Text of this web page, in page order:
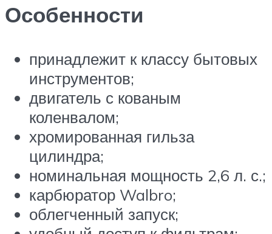
Особенности
принадлежит к классу бытовых
инструментов;
двигатель с кованым
коленвалом;
хромированная гильза
цилиндра;
номинальная мощность 2,6 л. с.;
карбюратор Walbro;
облегченный запуск;